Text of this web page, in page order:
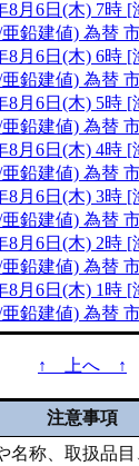
8月6日(木) 7時
鉛建値) 為替
8月6日(木) 6時
鉛建値) 為替
8月6日(木) 5時
鉛建値) 為替
8月6日(木) 4時
鉛建値) 為替
8月6日(木) 3時
鉛建値) 為替
8月6日(木) 2時
鉛建値) 為替
8月6日(木) 1時
鉛建値) 為替
↑ 上へ ↑
注意事項
名称、取扱品